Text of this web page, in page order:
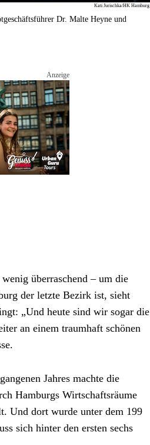
Kati Jurischka/HK Hamburg
Dr. Malte Heyne und
überraschend – um die
der letzte Bezirk ist, sieht
„Und heute sind wir sogar die
an einem traumhaft schönen
Hamburgs Wirtschaftsräume
Und dort wurde unter dem 199
sich hinter den ersten sechs